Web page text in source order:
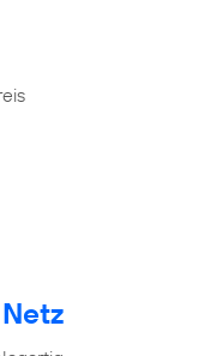
Netz